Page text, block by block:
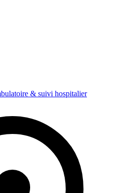
& suivi hospitalier